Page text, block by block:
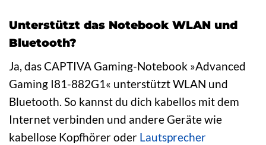
Unterstützt das Notebook WLAN und
Bluetooth?
Ja, das CAPTIVA Gaming-Notebook »Advanced
Gaming I81-882G1« unterstützt WLAN und
Bluetooth. So kannst du dich kabellos mit dem
Internet verbinden und andere Geräte wie
kabellose Kopfhörer oder Lautsprecher